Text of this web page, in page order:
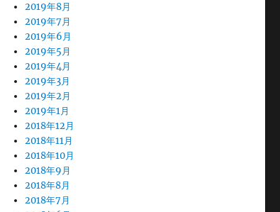
2019年8月
2019年7月
2019年6月
2019年5月
2019年4月
2019年3月
2019年2月
2019年1月
2018年12月
2018年11月
2018年10月
2018年9月
2018年8月
2018年7月